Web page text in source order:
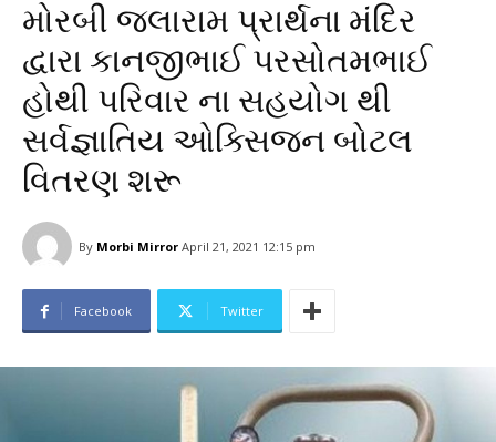
મોરબી જલારામ પ્રાર્થના મંદિર
દ્વારા કાનજીભાઈ પરસોતમભાઈ
હોથી પરિવાર ના સહયોગ થી
સર્વજ્ઞાતિય ઓક્સિજન બોટલ
વિતરણ શરૂ
By Morbi Mirror April 21, 2021 12:15 pm
Facebook Twitter